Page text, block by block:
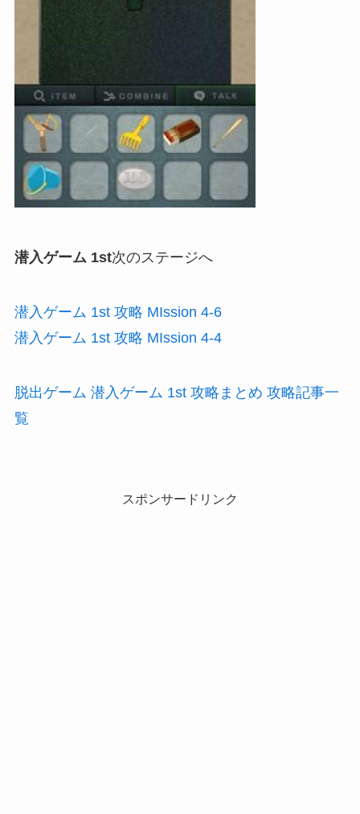
潜入ゲーム 1st次のステージへ
潜入ゲーム 1st 攻略 MIssion 4-6
潜入ゲーム 1st 攻略 MIssion 4-4
脱出ゲーム 潜入ゲーム 1st 攻略まとめ 攻略記事一
覧
スポンサードリンク